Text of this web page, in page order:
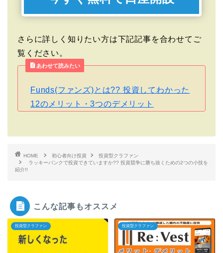
さらに詳しく知りたい方は下記記事を合わせてご
覧ください。
あわせて読みたい
Funds(ファンズ)とは?? 投資してわかった
12のメリット・3つのデメリット
HOME 初心者向け投資
投資型クラファン
ラッキーバンクで投資できていますか?? 投資競争に勝ち抜くための2つの小技を
紹介!!
こんな記事もオススメ
投資型クラファン 投資型クラファン